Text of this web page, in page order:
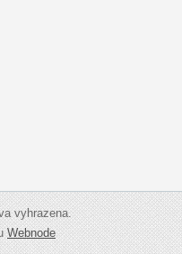
vyhrazena.
Webnode